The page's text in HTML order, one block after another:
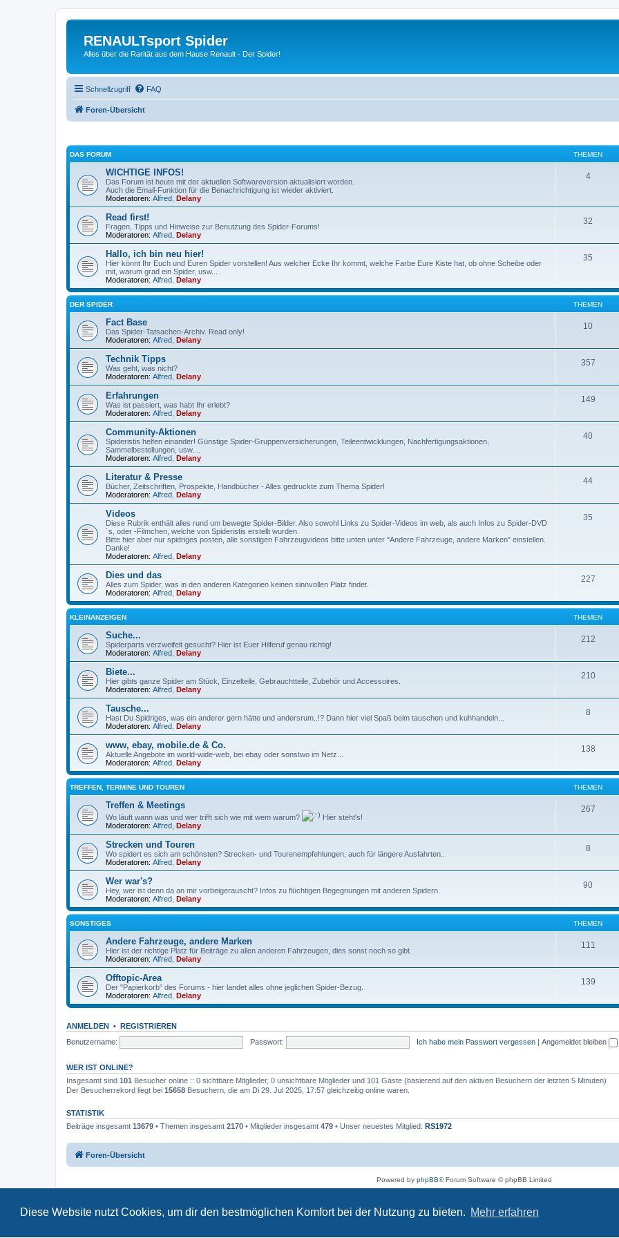
Diese Website nutzt Cookies, um dir den bestmöglichen Komfort bei der Nutzung zu bieten. Mehr erfahren
RENAULTsport Spider
Alles über die Rarität aus dem Hause Renault - Der Spider!
Schnellzugriff FAQ
Foren-Übersicht
DAS FORUM THEMEN
WICHTIGE INFOS!
Das Forum ist heute mit der aktuellen Softwareversion aktualisiert worden.
Auch die Email-Funktion für die Benachrichtigung ist wieder aktiviert.
Moderatoren: Alfred Delany
4
Read first!
Fragen, Tipps und Hinweise zur Benutzung des Spider-Forums!
Moderatoren: Alfred Delany
32
Hallo, ich bin neu hier!
Hier könnt Ihr Euch und Euren Spider vorstellen! Aus welcher Ecke Ihr kommt, welche Farbe Eure Kiste hat, ob ohne Scheibe oder
mit, warum grad ein Spider, usw...
Moderatoren: Alfred Delany
35
DER SPIDER THEMEN
Fact Base
Das Spider-Tatsachen-Archiv. Read only!
Moderatoren: Alfred Delany
10
Technik Tipps
Was geht, was nicht?
Moderatoren: Alfred Delany
357
Erfahrungen
Was ist passiert, was habt Ihr erlebt?
Moderatoren: Alfred Delany
149
Community-Aktionen
Spideristis helfen einander! Günstige Spider-Gruppenversicherungen, Teileentwicklungen, Nachfertigungsaktionen,
Sammelbestellungen, usw....
Moderatoren: Alfred Delany
40
Literatur & Presse
Bücher, Zeitschriften, Prospekte, Handbücher - Alles gedruckte zum Thema Spider!
Moderatoren: Alfred Delany
44
Videos
Diese Rubrik enthält alles rund um bewegte Spider-Bilder. Also sowohl Links zu Spider-Videos im web, als auch Infos zu Spider-DVD
´s, oder -Filmchen, welche von Spideristis erstellt wurden.
Bitte hier aber nur spidriges posten, alle sonstigen Fahrzeugvideos bitte unten unter "Andere Fahrzeuge, andere Marken" einstellen.
Danke!
Moderatoren: Alfred Delany
35
Dies und das
Alles zum Spider, was in den anderen Kategorien keinen sinnvollen Platz findet.
Moderatoren: Alfred Delany
227
KLEINANZEIGEN THEMEN
Suche...
Spiderparts verzweifelt gesucht? Hier ist Euer Hilferuf genau richtig!
Moderatoren: Alfred Delany
212
Biete...
Hier gibts ganze Spider am Stück, Einzelteile, Gebrauchtteile, Zubehör und Accessoires.
Moderatoren: Alfred Delany
210
Tausche...
Hast Du Spidriges, was ein anderer gern hätte und andersrum..!? Dann hier viel Spaß beim tauschen und kuhhandeln...
Moderatoren: Alfred Delany
8
www, ebay, mobile.de & Co.
Aktuelle Angebote im world-wide-web, bei ebay oder sonstwo im Netz...
Moderatoren: Alfred Delany
138
TREFFEN, TERMINE UND TOUREN THEMEN
Treffen & Meetings
Wo läuft wann was und wer trifft sich wie mit wem warum?
Hier steht's!
Moderatoren: Alfred Delany
267
Strecken und Touren
Wo spidert es sich am schönsten? Strecken- und Tourenempfehlungen, auch für längere Ausfahrten..
Moderatoren: Alfred Delany
8
Wer war's?
Hey, wer ist denn da an mir vorbeigerauscht? Infos zu flüchtigen Begegnungen mit anderen Spidern.
Moderatoren: Alfred Delany
90
SONSTIGES THEMEN
Andere Fahrzeuge, andere Marken
Hier ist der richtige Platz für Beiträge zu allen anderen Fahrzeugen, dies sonst noch so gibt.
Moderatoren: Alfred Delany
111
Offtopic-Area
Der "Papierkorb" des Forums - hier landet alles ohne jeglichen Spider-Bezug.
Moderatoren: Alfred Delany
139
ANMELDEN • REGISTRIEREN
Benutzername:
Passwort: Ich habe mein Passwort vergessen | Angemeldet bleiben
WER IST ONLINE?
Insgesamt sind 101 Besucher online :: 0 sichtbare Mitglieder, 0 unsichtbare Mitglieder und 101 Gäste (basierend auf den aktiven Besuchern der letzten 5 Minuten)
Der Besucherrekord liegt bei 15658 Besuchern, die am Di 29. Jul 2025, 17:57 gleichzeitig online waren.
STATISTIK
Beiträge insgesamt 13679 • Themen insgesamt 2170 • Mitglieder insgesamt 479 • Unser neuestes Mitglied: RS1972
Foren-Übersicht
Powered by phpBB® Forum Software © phpBB Limited